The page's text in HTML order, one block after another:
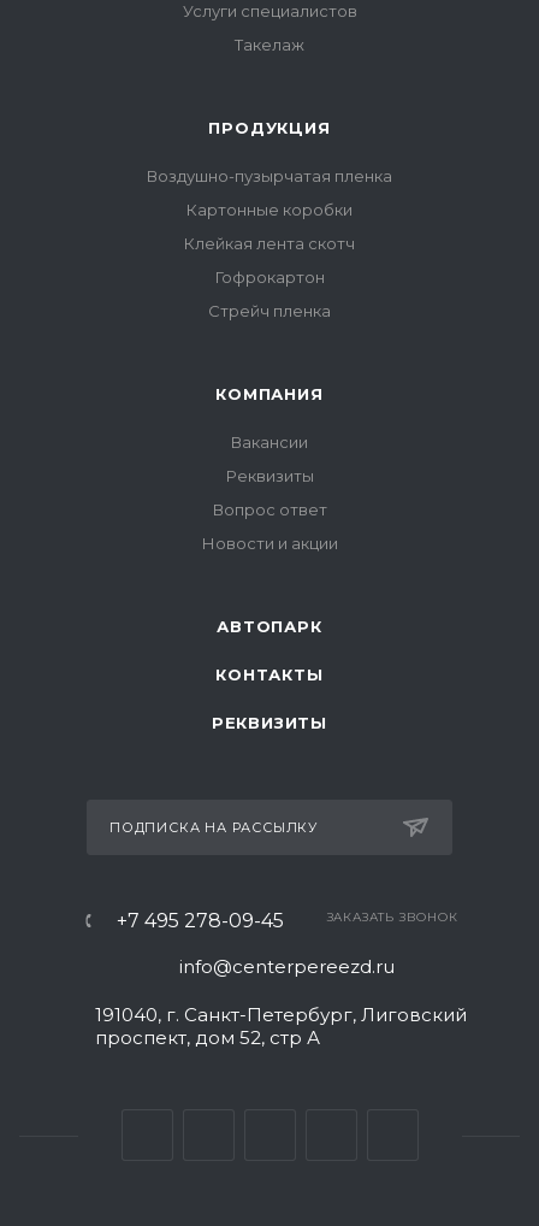
Услуги специалистов
Такелаж
ПРОДУКЦИЯ
Воздушно-пузырчатая пленка
Картонные коробки
Клейкая лента скотч
Гофрокартон
Стрейч пленка
КОМПАНИЯ
Вакансии
Реквизиты
Вопрос ответ
Новости и акции
АВТОПАРК
КОНТАКТЫ
РЕКВИЗИТЫ
ПОДПИСКА НА РАССЫЛКУ
+7 495 278-09-45 ЗАКАЗАТЬ ЗВОНОК
info@centerpereezd.ru
191040, г. Санкт-Петербург, Лиговский
проспект, дом 52, стр А